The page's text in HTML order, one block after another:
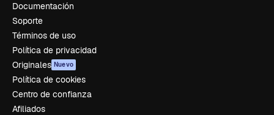
Documentación
Soporte
Términos de uso
Política de privacidad
Originales Nuevo
Política de cookies
Centro de confianza
Afiliados